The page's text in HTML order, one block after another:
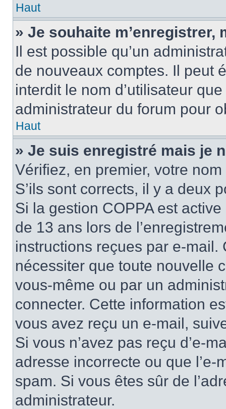
Haut
» Je souhaite m’enregistrer,
Il est possible qu’un
de nouveaux comptes. Il peut
interdit le nom d’utilisateur
administrateur du forum pour
Haut
» Je suis enregistré mais je
Vérifiez, en premier, votre
S’ils sont corrects, il y a deux
Si la gestion COPPA est
de 13 ans lors de
instructions reçues par e-
nécessiter que toute nouvelle
vous-même ou par un
connecter. Cette information
vous avez reçu un e-mail,
Si vous n’avez pas reçu d’e-
adresse incorrecte ou que
spam. Si vous êtes sûr de
administrateur.